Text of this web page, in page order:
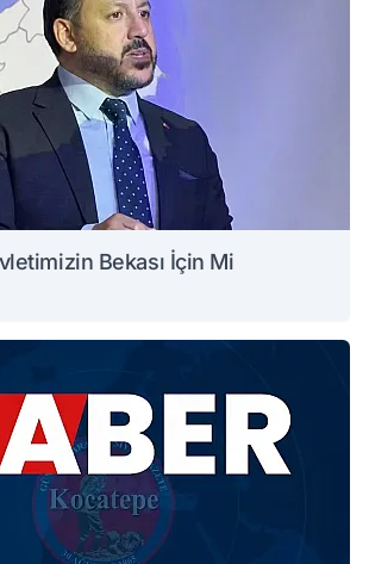
Bekası İçin Mi